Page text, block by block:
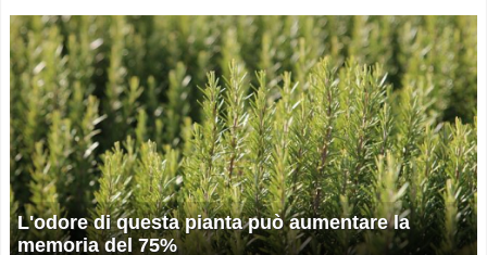
L'odore di questa pianta può aumentare la
memoria del 75%